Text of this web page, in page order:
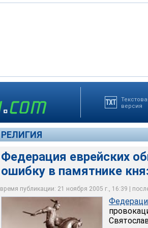
версия
РЕЛИГИЯ
Федерация еврейских
ошибку в памятнике
время публикации: 21 ноября 2005 г., 16:39 |
ФЕОР считает установку в
провокационной акцией, которая не
негативно влияет на современность
Газета.ru/ Forum.msk.ru